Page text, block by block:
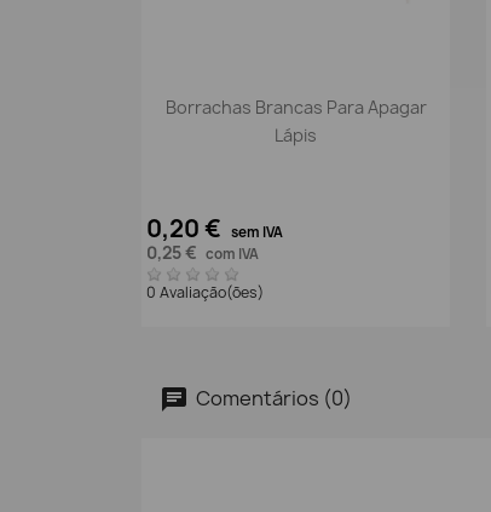
Vista rápida
Borrachas Brancas Para Apagar
Lápis
0,20 € sem IVA
0,25 € com IVA
0 Avaliação(ões)
Comentários (0)